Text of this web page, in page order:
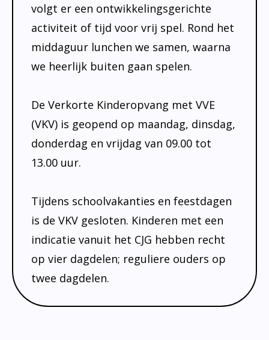
volgt er een ontwikkelingsgerichte
activiteit of tijd voor vrij spel. Rond het
middaguur lunchen we samen, waarna
we heerlijk buiten gaan spelen.
De Verkorte Kinderopvang met VVE
(VKV) is geopend op maandag, dinsdag,
donderdag en vrijdag van 09.00 tot
13.00 uur.
Tijdens schoolvakanties en feestdagen
is de VKV gesloten. Kinderen met een
indicatie vanuit het CJG hebben recht
op vier dagdelen; reguliere ouders op
twee dagdelen.